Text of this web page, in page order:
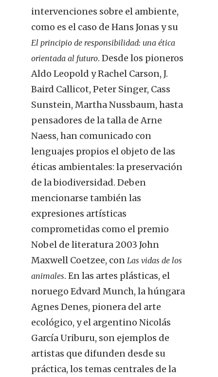
intervenciones sobre el ambiente,
como es el caso de Hans Jonas y su
El principio de responsibilidad: una ética
orientada al futuro. Desde los pioneros
Aldo Leopold y Rachel Carson, J.
Baird Callicot, Peter Singer, Cass
Sunstein, Martha Nussbaum, hasta
pensadores de la talla de Arne
Naess, han comunicado con
lenguajes propios el objeto de las
éticas ambientales: la preservación
de la biodiversidad. Deben
mencionarse también las
expresiones artísticas
comprometidas como el premio
Nobel de literatura 2003 John
Maxwell Coetzee, con Las vidas de los
animales. En las artes plásticas, el
noruego Edvard Munch, la húngara
Agnes Denes, pionera del arte
ecológico, y el argentino Nicolás
García Uriburu, son ejemplos de
artistas que difunden desde su
práctica, los temas centrales de la